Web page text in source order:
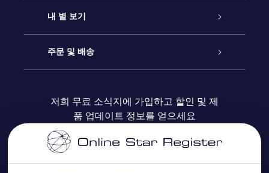
연락처
블로그
온라인 별 선물
OSR 선물 팩
OSR 상품권
기업 선물
내 별 보기
Star Register
맞춤 별 페이지
One Million Stars
주문 및 배송
결제 정보
배송 정보
저희 무료 소식지에 가입하고 할인 및 제
품 업데이트 정보를 얻으세요